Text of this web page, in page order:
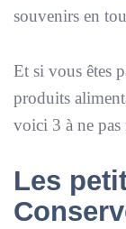
souvenirs en
Et si vous êtes
produits
voici 3 à ne pas
Les